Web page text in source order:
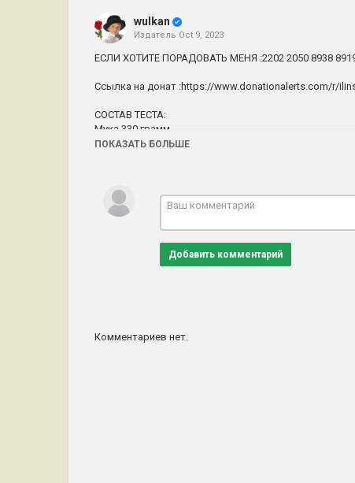
wulkan
Издатель Oct 9, 2023
ЕСЛИ ХОТИТЕ ПОРАДОВАТЬ МЕНЯ :2202 2050 8938
Ссылка на донат :https://www.donationalerts.com/r/
СОСТАВ ТЕСТА:
Мука 330 грамм.
Маргарин 200 грамм.
Вода 110 мл.
Все продукты должны быть холодные. Тесто
(Самса,Наполеон итд).
ПОКАЗАТЬ БОЛЬШЕ
Добавить комментарий
Комментариев нет.